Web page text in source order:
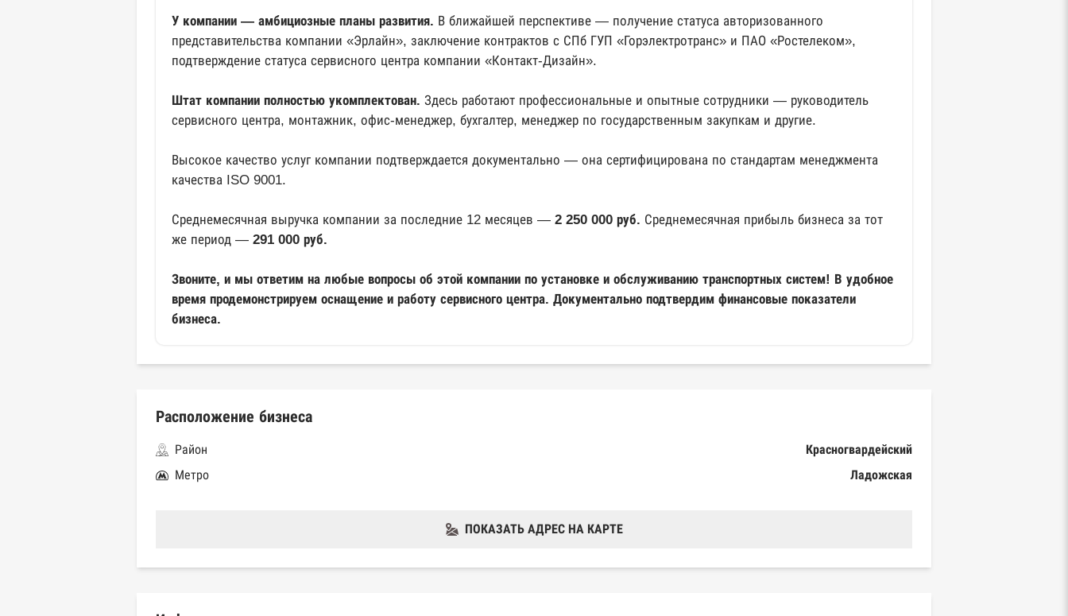
У компании — амбициозные планы развития. В ближайшей перспективе — получение статуса авторизованного
представительства компании «Эрлайн», заключение контрактов с СПб ГУП «Горэлектротранс» и ПАО «Ростелеком»,
подтверждение статуса сервисного центра компании «Контакт-Дизайн».
Штат компании полностью укомплектован. Здесь работают профессиональные и опытные сотрудники — руководитель
сервисного центра, монтажник, офис-менеджер, бухгалтер, менеджер по государственным закупкам и другие.
Высокое качество услуг компании подтверждается документально — она сертифицирована по стандартам менеджмента
качества ISO 9001.
Среднемесячная выручка компании за последние 12 месяцев — 2 250 000 руб. Среднемесячная прибыль бизнеса за тот
же период — 291 000 руб.
Звоните, и мы ответим на любые вопросы об этой компании по установке и обслуживанию транспортных систем! В удобное
время продемонстрируем оснащение и работу сервисного центра. Документально подтвердим финансовые показатели
бизнеса.
Расположение бизнеса
Район
Красногвардейский
Метро
Ладожская
ПОКАЗАТЬ АДРЕС НА КАРТЕ